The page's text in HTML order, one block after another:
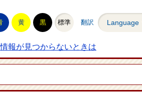
黄 黒 標準 翻訳 Language
情報が見つからないときは